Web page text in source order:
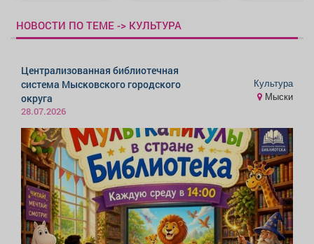
НОВОСТИ ПО ТЕМЕ -> КУЛЬТУРА
Централизованная библиотечная
система Мысковского городского
округа
28.07.2026
Культура
Мыски